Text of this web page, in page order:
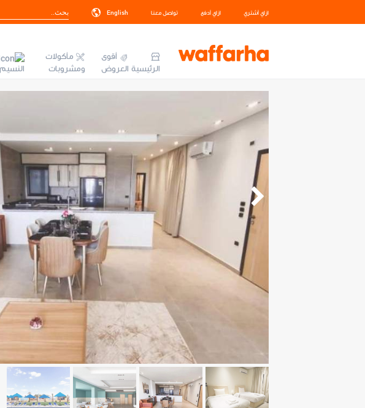
ازاي أشتري ازاي أدفع تواصل معنا English
الرئيسية
أقوى
العروض
مأكولات
ومشروبات
النسيم